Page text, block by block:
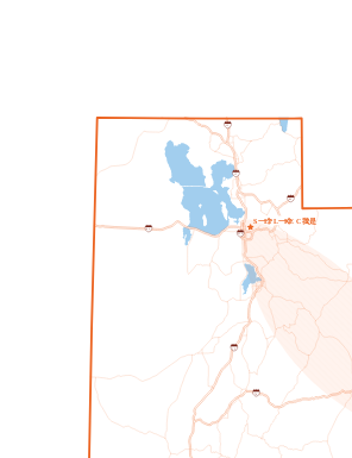
S一个
LTL一个
KEC我
T是
70
15
8 0
215
15
80